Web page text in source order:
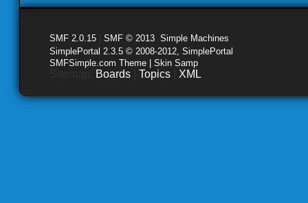
SMF 2.0.15 SMF © 2013 Simple Machines
SimplePortal 2.3.5 © 2008-2012, SimplePortal
SMFSimple.com Theme | Skin Samp
Boards Topics XML